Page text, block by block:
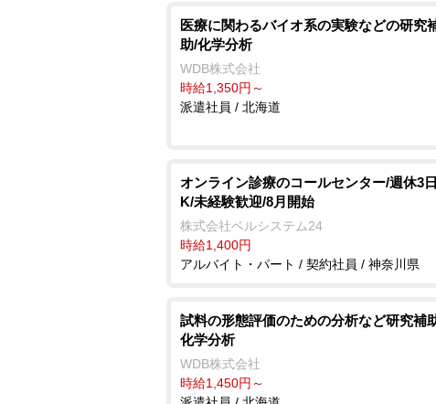
医療に関わるバイオ系の実験などの研究
助/化学分析
WDB株式会社
時給1,350円～
派遣社員 / 北海道
オンライン診療のコールセンター/週休3
K/未経験歓迎/8月開始
株式会社ベルシステム24
時給1,400円
アルバイト・パート / 契約社員 / 神奈川県
試料の形態評価のための分析など研究補
化学分析
WDB株式会社
時給1,450円～